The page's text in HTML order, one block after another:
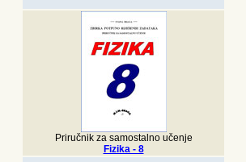
Priručnik za samostalno učenje
Fizika - 8